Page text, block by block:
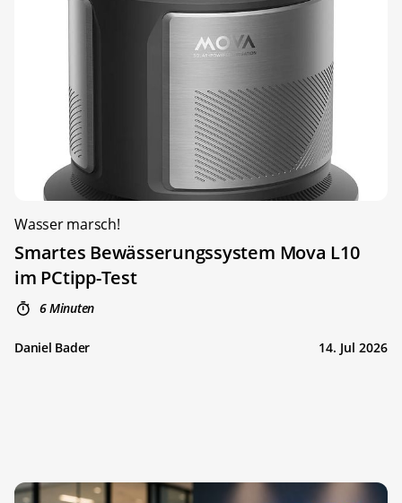
Wasser marsch!
Smartes Bewässerungssystem Mova L10
im PCtipp-Test
6 Minuten
Daniel Bader 14. Jul 2026